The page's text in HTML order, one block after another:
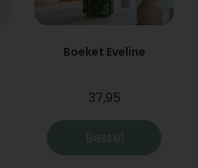
Boeket Eveline
37,95
Bestel